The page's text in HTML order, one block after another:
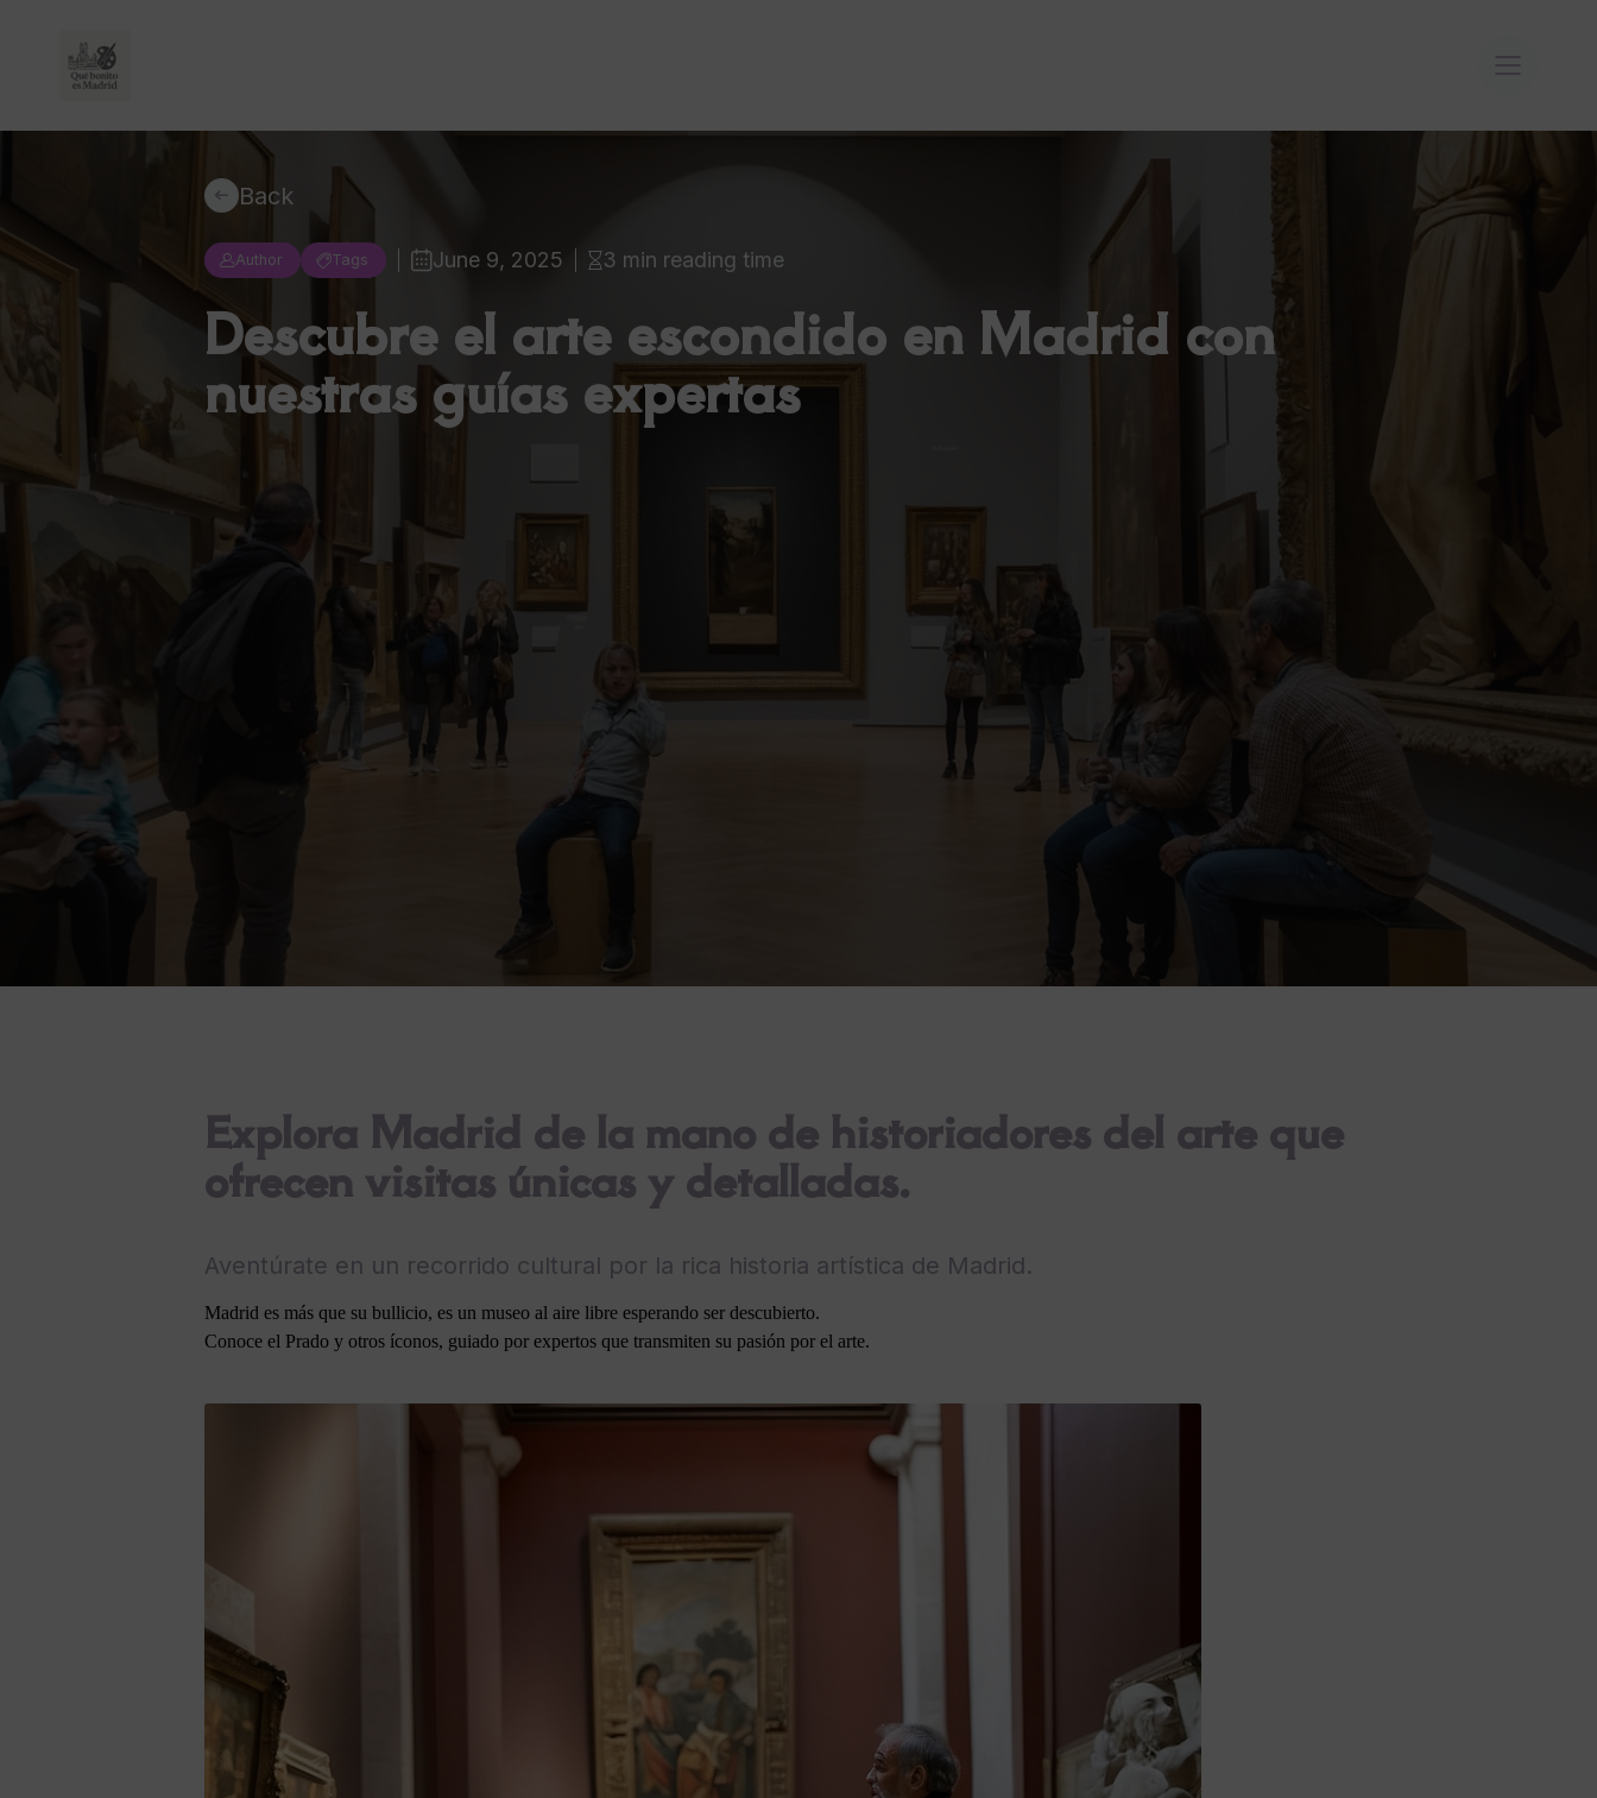
Back
Author Tags June 9, 2025 3 min reading time
Descubre el arte escondido en Madrid con
nuestras guías expertas
Explora Madrid de la mano de historiadores del arte que
ofrecen visitas únicas y detalladas.
Aventúrate en un recorrido cultural por la rica historia artística de Madrid.
Madrid es más que su bullicio, es un museo al aire libre esperando ser descubierto.
Conoce el Prado y otros íconos, guiado por expertos que transmiten su pasión por el arte.